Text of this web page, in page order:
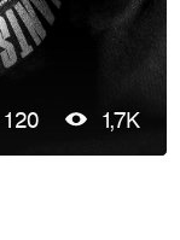
120 1,7K